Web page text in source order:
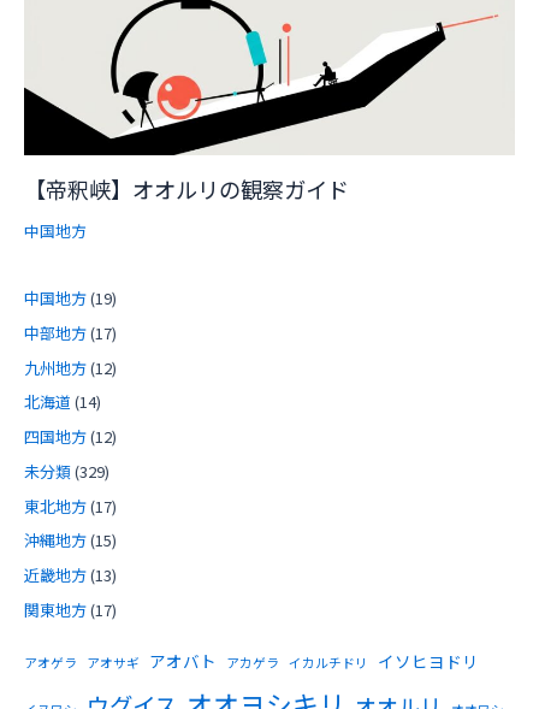
【帝釈峡】オオルリの観察ガイド
中国地方
中国地方(19)
中部地方(17)
九州地方(12)
北海道 (14)
四国地方(12)
未分類(329)
東北地方(17)
沖縄地方(15)
近畿地方(13)
関東地方(17)
アオゲラ アオサギ アオバト アカゲラ イカルチドリ イソヒヨドリ